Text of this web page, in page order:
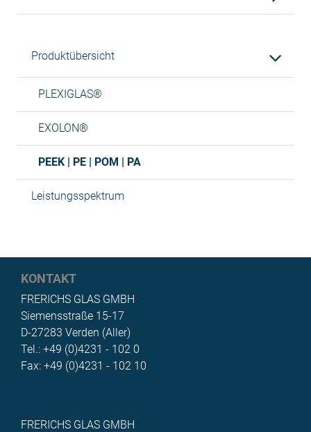
Produktübersicht
PLEXIGLAS®
EXOLON®
PEEK | PE | POM | PA
Leistungsspektrum
KONTAKT
FRERICHS GLAS GMBH
Siemensstraße 15-17
D-27283 Verden (Aller)
Tel.: +49 (0)4231 - 102 0
Fax: +49 (0)4231 - 102 10
FRERICHS GLAS GMBH